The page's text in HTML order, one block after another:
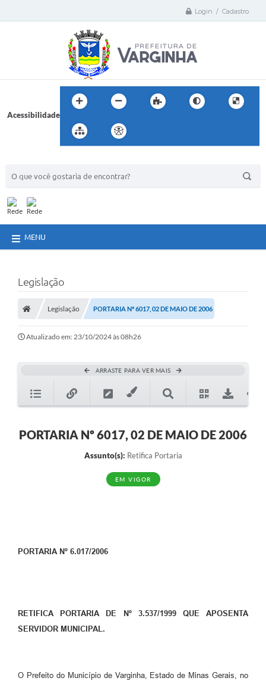
Login / Cadastro
Acessibilidade
MENU
Legislação
Legislação PORTARIA Nº 6017, 02 DE MAIO DE 2006
Atualizado em: 23/10/2024 às 08h26
ARRASTE PARA VER MAIS
PORTARIA Nº 6017, 02 DE MAIO DE 2006
Assunto(s): Retifica Portaria
EM VIGOR
PORTARIA Nº 6.017/2006
RETIFICA PORTARIA DE Nº 3.537/1999 QUE APOSENTA
SERVIDOR MUNICIPAL.
O Prefeito do Município de Varginha, Estado de Minas Gerais, no